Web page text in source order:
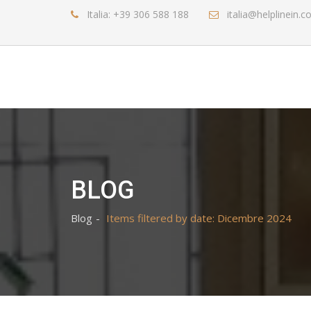
Italia: +39 306 588 188
BLOG
Blog Items filtered by date: Dicembre 2024